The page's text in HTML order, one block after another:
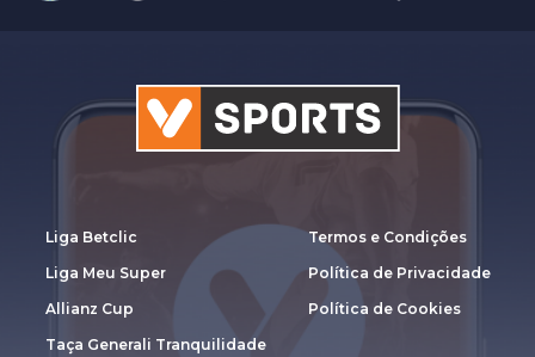
Liga Betclic
Liga Meu Super
Allianz Cup
Taça Generali Tranquilidade
Termos e Condições
Política de Privacidade
Política de Cookies